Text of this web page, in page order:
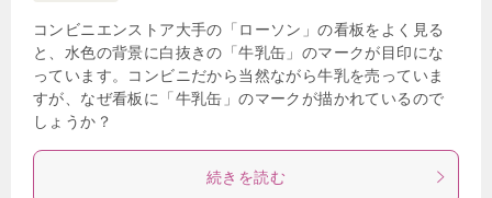
コンビニエンストア大手の「ローソン」の看板をよく見る
と、水色の背景に白抜きの「牛乳缶」のマークが目印にな
っています。コンビニだから当然ながら牛乳を売っていま
すが、なぜ看板に「牛乳缶」のマークが描かれているので
しょうか？
続きを読む